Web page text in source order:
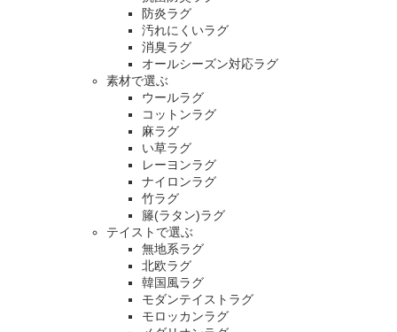
防炎ラグ
汚れにくいラグ
消臭ラグ
オールシーズン対応ラグ
素材で選ぶ
ウールラグ
コットンラグ
麻ラグ
い草ラグ
レーヨンラグ
ナイロンラグ
竹ラグ
籐(ラタン)ラグ
テイストで選ぶ
無地系ラグ
北欧ラグ
韓国風ラグ
モダンテイストラグ
モロッカンラグ